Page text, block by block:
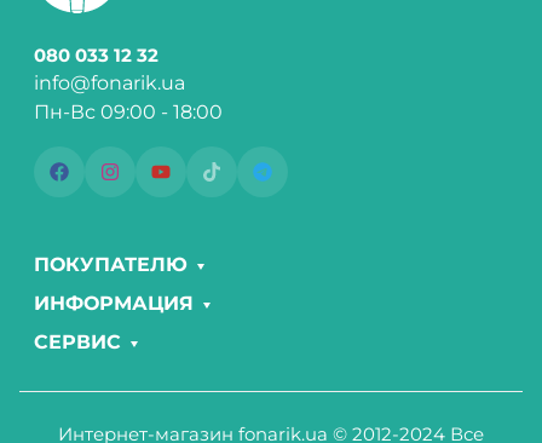
080 033 12 32
info@fonarik.ua
Пн-Вс 09:00 - 18:00
ПОКУПАТЕЛЮ
ИНФОРМАЦИЯ
СЕРВИС
Интернет-магазин fonarik.ua © 2012-2024 Все